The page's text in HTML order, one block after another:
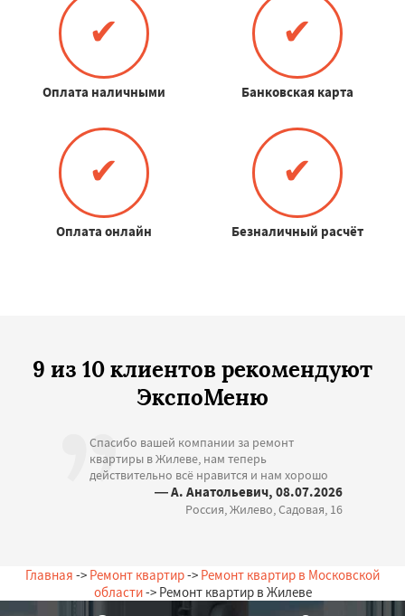
✔
Оплата наличными
✔
Банковская карта
✔
Оплата онлайн
✔
Безналичный расчёт
9 из 10 клиентов рекомендуют
ЭкспоМеню
Спасибо вашей компании за ремонт
квартиры в Жилеве, нам теперь
действительно всё нравится и нам хорошо
— А. Анатольевич, 08.07.2026
Россия, Жилево, Садовая, 16
Главная -> Ремонт квартир-> Ремонт квартир в Московской
области-> Ремонт квартир в Жилеве